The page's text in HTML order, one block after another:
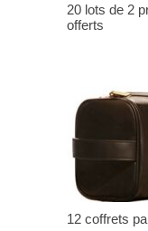
20 lots de 2
offerts
12 coffrets